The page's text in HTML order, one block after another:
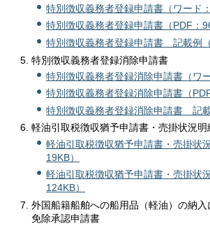
特別徴収義務者登録申請書（ワード：
特別徴収義務者登録申請書（PDF：
特別徴収義務者登録申請書 記載例（
特別徴収義務者登録消除申請書
特別徴収義務者登録消除申請書（ワ
特別徴収義務者登録消除申請書（
特別徴収義務者登録消除申請書 記載
軽油引取税徴収猶予申請書・売掛状況明
軽油引取税徴収猶予申請書・売掛状
19KB）
軽油引取税徴収猶予申請書・売掛状
124KB）
外国船籍船舶への船用品（軽油）の納
免除承認申請書